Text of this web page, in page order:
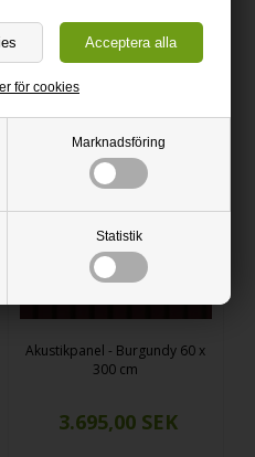
Marknadsföring
Statistik
för cookies
Prova visualiseraren
Klick här
Akustikpanel - Burgundy 60 x
300 cm